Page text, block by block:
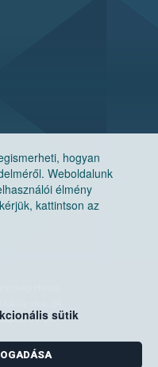
hogyan
Weboldalunk
élmény
kattintson az
sütik
Hivatal
Pf. 30.